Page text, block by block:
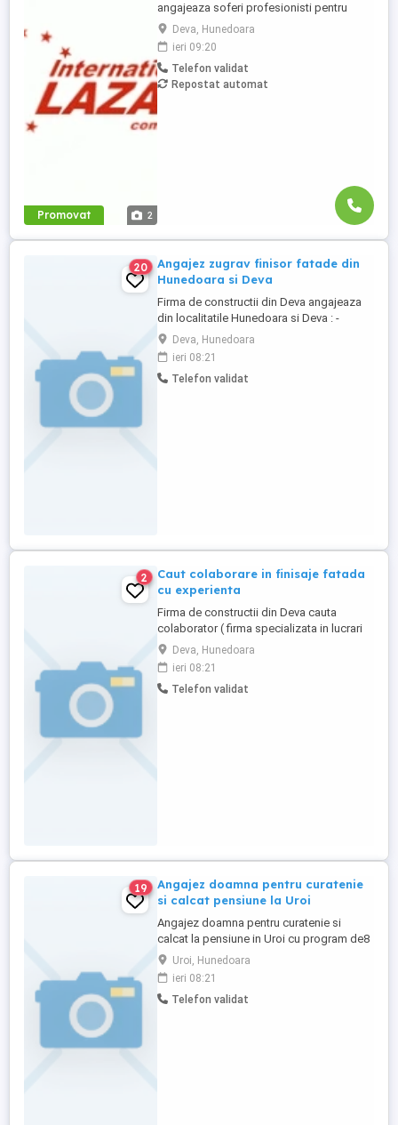
Promovat 2
angajeaza soferi profesionisti pentru
transport intern-prelata Cerinte: Permis
categoria C+E Atestat profesional si card
tahograf Experienta constituie un avantaj
Seriozitate si responsabilitate Oferim:
Salariu motivant 7000-8000 lei Contract de
Deva, Hunedoara
ieri 09:20
Telefon validat
Repostat automat
20
Angajez zugrav finisor fatade din
Hunedoara si Deva
Firma de constructii din Deva angajeaza
din localitatile Hunedoara si Deva : -
zugrav finisor fatade cu experienta Oferim
salarizare motivanta si la timp . Relatii la nr
de telefon afisat mai jos .
Deva, Hunedoara
ieri 08:21
Telefon validat
2
Caut colaborare in finisaje fatada
cu experienta
Firma de constructii din Deva cauta
colaborator ( firma specializata in lucrari
de finisaje fatade ) adeziv , tencuiala
decorativa si lavabil in mai multe culori.
Relatii la nr de telefon de mai jos.
Deva, Hunedoara
ieri 08:21
Telefon validat
19
Angajez doamna pentru curatenie
si calcat pensiune la Uroi
Angajez doamna pentru curatenie si
calcat la pensiune in Uroi cu program de8
h zi de luni pana vineri . Oferim salarizare
motivanta . Domiciliu sa fie din Uroi sau
imprejurimi . Relatii la numarul de telefon
de mai jos .
Uroi, Hunedoara
ieri 08:21
Telefon validat